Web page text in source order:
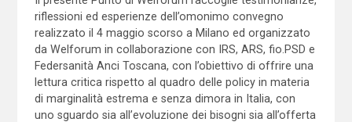
riflessioni ed esperienze dell’omonimo convegno
realizzato il 4 maggio scorso a Milano ed organizzato
da Welforum in collaborazione con IRS, ARS, fio.PSD e
Federsanità Anci Toscana, con l’obiettivo di offrire una
lettura critica rispetto al quadro delle policy in materia
di marginalità estrema e senza dimora in Italia, con
uno sguardo sia all’evoluzione dei bisogni sia all’offerta